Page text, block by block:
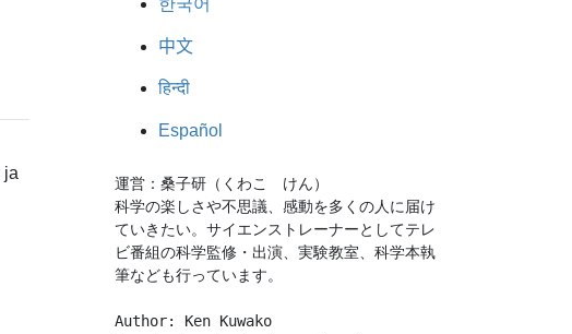
ja
中文
हिन्दी
Español
運営：桑子研（くわこ　けん）
科学の楽しさや不思議、感動を多くの人に届け
ていきたい。サイエンストレーナーとしてテレ
ビ番組の科学監修・出演、実験教室、科学本執
筆なども行っています。
Author: Ken Kuwako